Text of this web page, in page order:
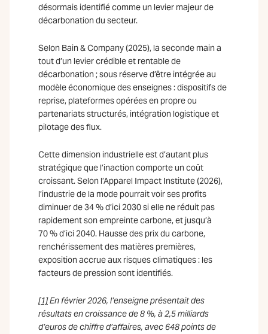
désormais identifié comme un levier majeur de
décarbonation du secteur.
Selon Bain & Company (2025), la seconde main a
tout d’un levier crédible et rentable de
décarbonation ; sous réserve d’être intégrée au
modèle économique des enseignes : dispositifs de
reprise, plateformes opérées en propre ou
partenariats structurés, intégration logistique et
pilotage des flux.
Cette dimension industrielle est d’autant plus
stratégique que l’inaction comporte un coût
croissant. Selon l’Apparel Impact Institute (2026),
l’industrie de la mode pourrait voir ses profits
diminuer de 34 % d’ici 2030 si elle ne réduit pas
rapidement son empreinte carbone, et jusqu’à
70 % d’ici 2040. Hausse des prix du carbone,
renchérissement des matières premières,
exposition accrue aux risques climatiques : les
facteurs de pression sont identifiés.
[1]En février 2026, l’enseigne présentait des
résultats en croissance de 8 %, à 2,5 milliards
d’euros de chiffre d’affaires, avec 648 points de